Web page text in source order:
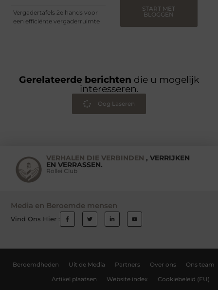
Vergadertafels 2e hands voor
een efficiënte vergaderruimte
START MET
BLOGGEN
Gerelateerde berichten die u mogelijk
interesseren.
Oog Laseren
VERHALEN DIE VERBINDEN , VERRIJKEN
EN VERRASSEN.
Rollei Club
Media en Beroemde mensen
Vind Ons Hier :
Beroemdheden Uit de Media Partners Over ons Ons team
Artikel plaatsen Website index Cookiebeleid (EU)